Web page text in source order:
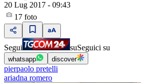
20 Lug 2017 - 09:43
17 foto
Segui suSeguici su
whatsapp discover
pierpaolo pretelli
ariadna romero